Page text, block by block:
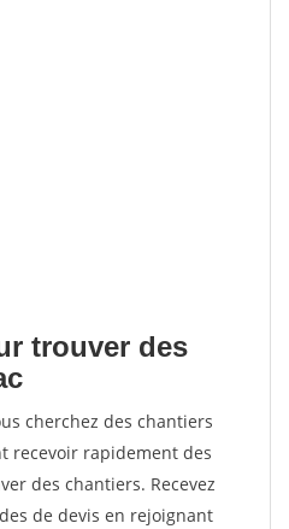
trouver des
cherchez des chantiers
recevoir rapidement des
des chantiers. Recevez
de devis en rejoignant